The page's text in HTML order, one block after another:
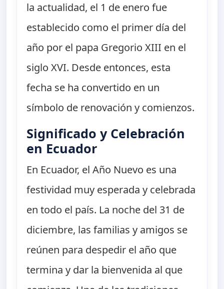
la actualidad, el 1 de enero fue
establecido como el primer día del
año por el papa Gregorio XIII en el
siglo XVI. Desde entonces, esta
fecha se ha convertido en un
símbolo de renovación y comienzos.
Significado y Celebración
en Ecuador
En Ecuador, el Año Nuevo es una
festividad muy esperada y celebrada
en todo el país. La noche del 31 de
diciembre, las familias y amigos se
reúnen para despedir el año que
termina y dar la bienvenida al que